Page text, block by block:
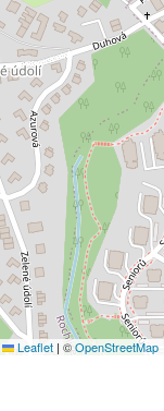
Leaflet | ©OpenStreetMap